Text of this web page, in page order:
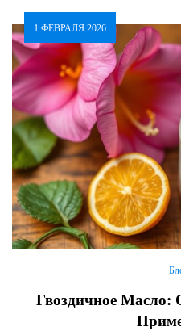
1 ФЕВРАЛЯ 2026
Гвоздичное Масло: